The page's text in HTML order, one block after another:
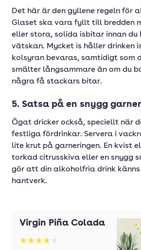
Det här är den gyllene regeln för
Glaset ska vara fyllt till bredden
eller stora, solida isbitar innan du
vätskan. Mycket is håller drinken
kolsyran bevaras, samtidigt som
smälter långsammare än om du
några få stackars bitar.
5. Satsa på en snygg
Ögat dricker också, speciellt när
festliga fördrinkar. Servera i
lite krut på garneringen. En kvist
torkad citrusskiva eller en snygg
gör att din alkoholfria drink
hantverk.
Virgin Piña Colada
Betyg: 3.85 av 5